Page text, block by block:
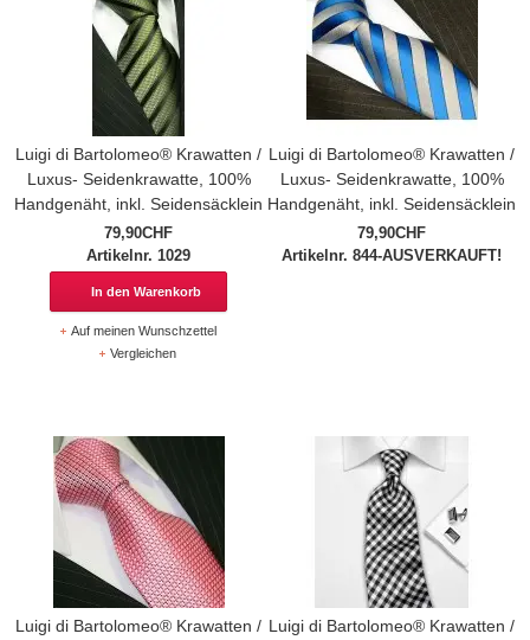
Luigi di Bartolomeo® Krawatten /
Luxus- Seidenkrawatte, 100%
Handgenäht, inkl. Seidensäcklein
79,90CHF
Artikelnr. 1029
In den Warenkorb
Auf meinen Wunschzettel
Vergleichen
Luigi di Bartolomeo® Krawatten /
Luxus- Seidenkrawatte, 100%
Handgenäht, inkl. Seidensäcklein
79,90CHF
Artikelnr. 844-AUSVERKAUFT!
Luigi di Bartolomeo® Krawatten / Luigi di Bartolomeo® Krawatten /